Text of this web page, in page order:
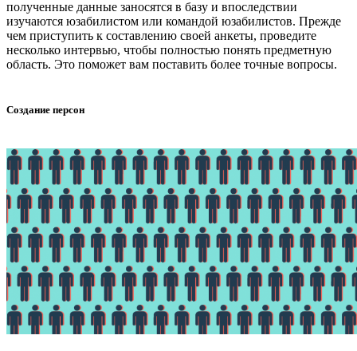
полученные данные заносятся в базу и впоследствии
изучаются юзабилистом или командой юзабилистов. Прежде
чем приступить к составлению своей анкеты, проведите
несколько интервью, чтобы полностью понять предметную
область. Это поможет вам поставить более точные вопросы.
Создание персон